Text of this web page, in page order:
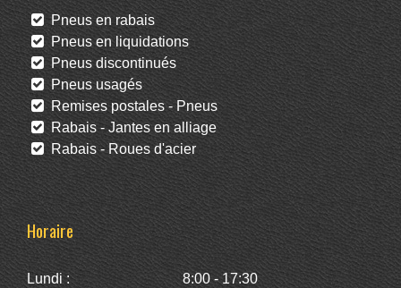
Pneus en rabais
Pneus en liquidations
Pneus discontinués
Pneus usagés
Remises postales - Pneus
Rabais - Jantes en alliage
Rabais - Roues d'acier
Horaire
Lundi :
8:00 - 17:30